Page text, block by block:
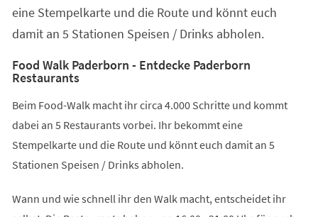
eine Stempelkarte und die Route und könnt euch
damit an 5 Stationen Speisen / Drinks abholen.
Food Walk Paderborn - Entdecke Paderborn
Restaurants
Beim Food-Walk macht ihr circa 4.000 Schritte und kommt
dabei an 5 Restaurants vorbei. Ihr bekommt eine
Stempelkarte und die Route und könnt euch damit an 5
Stationen Speisen / Drinks abholen.
Wann und wie schnell ihr den Walk macht, entscheidet ihr